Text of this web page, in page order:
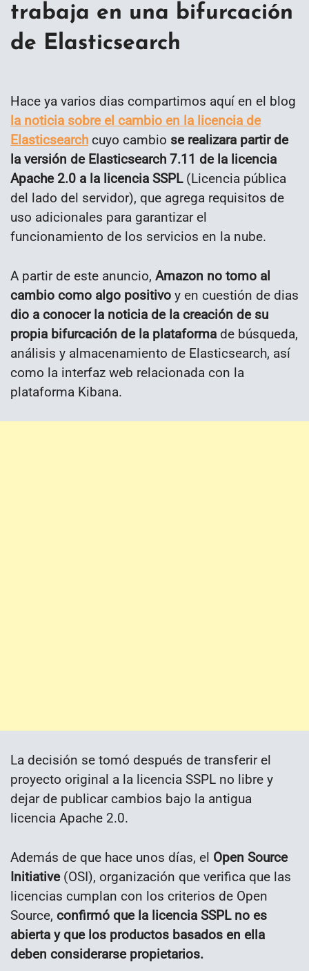
trabaja en una bifurcación
de Elasticsearch
Hace ya varios dias compartimos aquí en el blog
la noticia sobre el cambio en la licencia de
Elasticsearch cuyo cambio se realizara partir de
la versión de Elasticsearch 7.11 de la licencia
Apache 2.0 a la licencia SSPL(Licencia pública
del lado del servidor), que agrega requisitos de
uso adicionales para garantizar el
funcionamiento de los servicios en la nube.
A partir de este anuncio, Amazon no tomo al
cambio como algo positivo y en cuestión de dias
dio a conocer la noticia de la creación de su
propia bifurcación de la plataforma de búsqueda,
análisis y almacenamiento de Elasticsearch, así
como la interfaz web relacionada con la
plataforma Kibana.
La decisión se tomó después de transferir el
proyecto original a la licencia SSPL no libre y
dejar de publicar cambios bajo la antigua
licencia Apache 2.0.
Además de que hace unos días, el Open Source
Initiative(OSI), organización que verifica que las
licencias cumplan con los criterios de Open
Source, confirmó que la licencia SSPL no es
abierta y que los productos basados ​​en ella
deben considerarse propietarios.